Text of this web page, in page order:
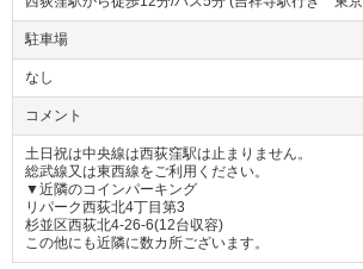
駐車場
なし
コメント
土日祝は中央線は西荻窪駅は止まりません。
総武線又は東西線をご利用ください。
▼近隣のコインパーキング
リパーク西荻北4丁目第3
杉並区西荻北4-26-6(12台収容)
この他にも近隣に数カ所ございます。